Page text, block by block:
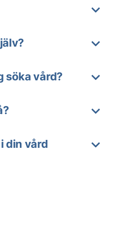
söka vård?
din vård